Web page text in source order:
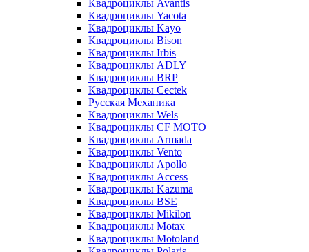
Квадроциклы Avantis
Квадроциклы Yacota
Квадроциклы Kayo
Квадроциклы Bison
Квадроциклы Irbis
Квадроциклы ADLY
Квадроциклы BRP
Квадроциклы Cectek
Русская Механика
Квадроциклы Wels
Квадроциклы CF MOTO
Квадроциклы Armada
Квадроциклы Vento
Квадроциклы Apollo
Квадроциклы Access
Квадроциклы Kazuma
Квадроциклы BSE
Квадроциклы Mikilon
Квадроциклы Motax
Квадроциклы Motoland